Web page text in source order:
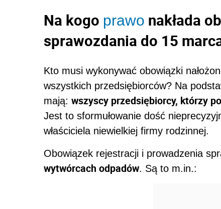
Na kogo prawo nakłada
sprawozdania do 15
Kto musi wykonywać obowiązki
wszystkich przedsiębiorców? Na
mają: wszyscy przedsiębiorcy, którzy
Jest to sformułowanie dość
właściciela niewielkiej firmy rodzinnej.
Obowiązek rejestracji i prowadzenia
wytwórcach odpadów. Są to m.in.: